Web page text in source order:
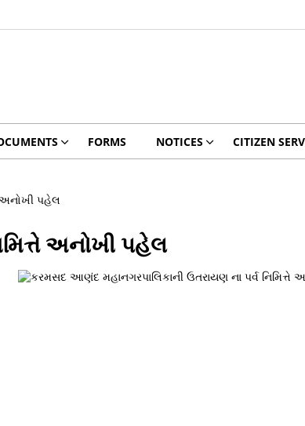
FORMS NOTICES CITIZEN
અનોખી પહેલ
અનોખી પહેલ